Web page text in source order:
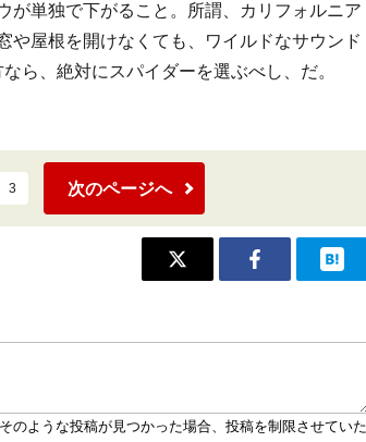
が単独で下がること。所謂、カリフォルニア
や屋根を開けなくても、ワイルドなサウンド
ら、絶対にスパイダーを選ぶべし、だ。
3 次のページへ